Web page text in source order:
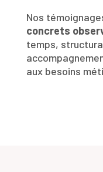
Nos
concrets
temps,
aux besoins